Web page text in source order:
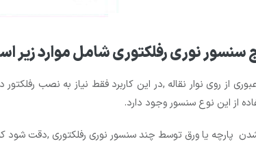
سنسور نوری رفلکتوری شامل موارد زیر
از روی نوار نقاله ,در این کاربرد فقط نیاز به نصب
از این نوع سنسور وجود دارد.
پارچه یا ورق توسط چند سنسور نوری رفلکتوری ,دقت شود که